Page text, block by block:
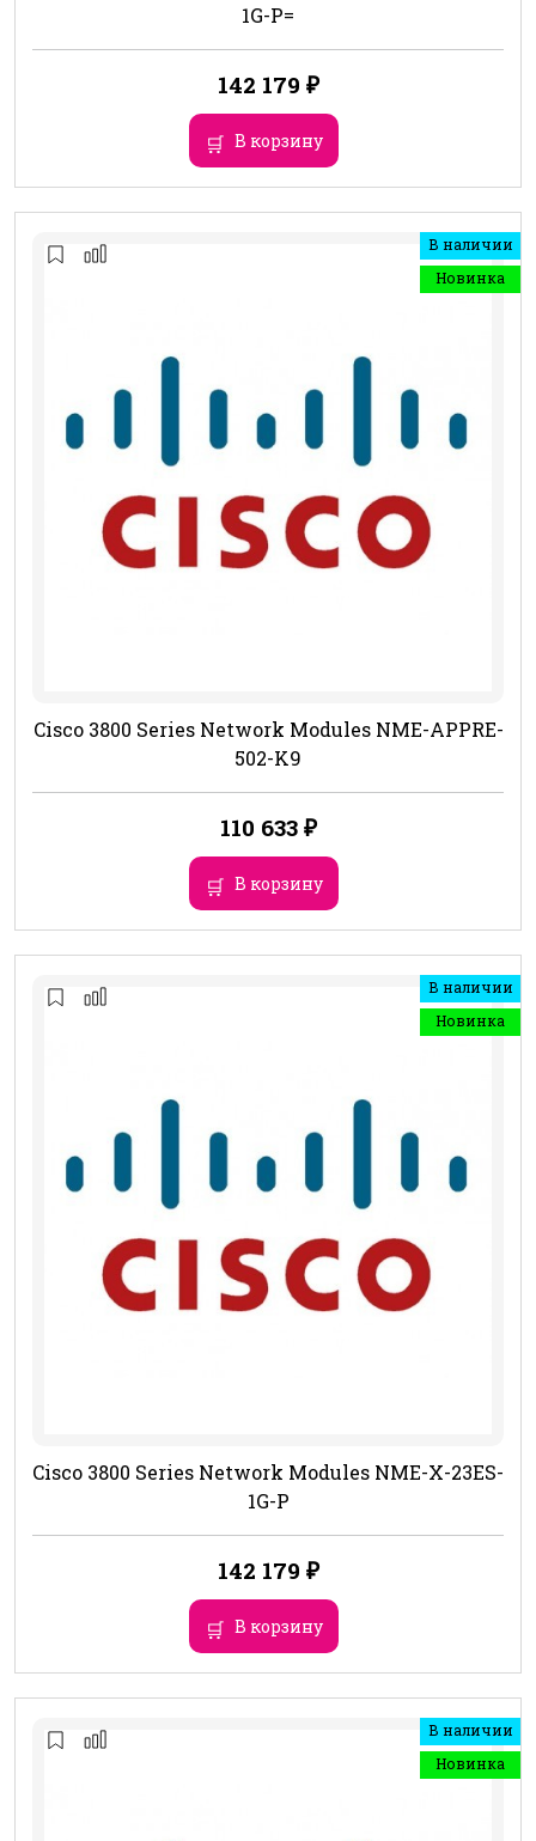
1G-P=
142 179 ₽
В корзину
В наличии
Новинка
Cisco 3800 Series Network Modules NME-APPRE-
502-K9
110 633 ₽
В корзину
В наличии
Новинка
Cisco 3800 Series Network Modules NME-X-23ES-
1G-P
142 179 ₽
В корзину
В наличии
Новинка